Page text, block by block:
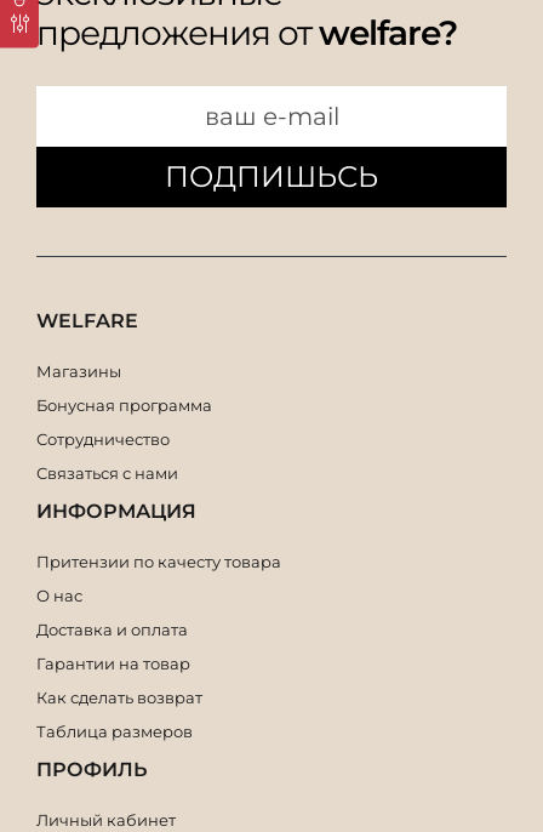
предложения отwelfare?
ПОДПИШЬСЬ
WELFARE
Магазины
Бонусная программа
Сотрудничество
Связаться с нами
ИНФОРМАЦИЯ
Притензии по качесту товара
О нас
Доставка и оплата
Гарантии на товар
Как сделать возврат
Таблица размеров
ПРОФИЛЬ
Личный кабинет